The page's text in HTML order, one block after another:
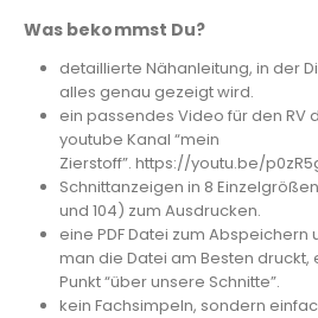
Was bekommst Du?
detaillierte Nähanleitung, in der
alles genau gezeigt wird.
ein passendes Video für den RV
youtube Kanal “mein
Zierstoff”. https://youtu.be/
Schnittanzeigen in 8
und 104) zum Ausdrucken.
eine PDF Datei zum Abspeichern
man die Datei am Besten druckt,
Punkt “über unsere Schnitte”.
kein Fachsimpeln, sondern